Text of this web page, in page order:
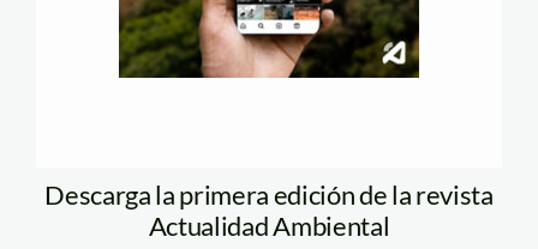
Descarga la primera edición de la revista
Actualidad Ambiental